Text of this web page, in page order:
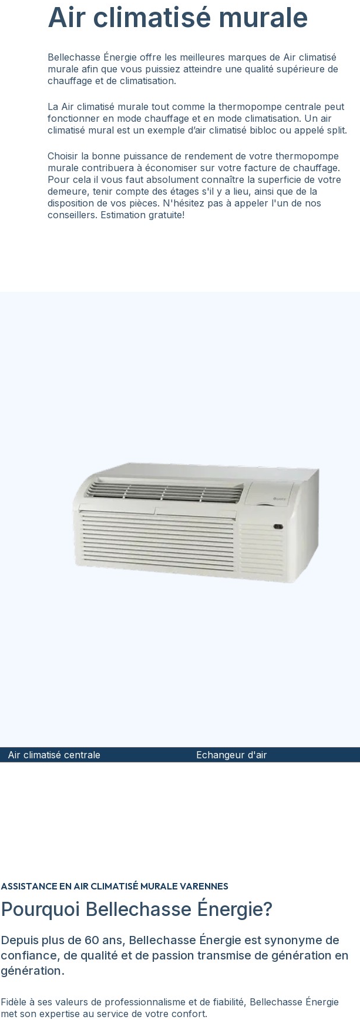
Air climatisé murale
Bellechasse Énergie offre les meilleures marques de Air climatisé
murale afin que vous puissiez atteindre une qualité supérieure de
chauffage et de climatisation.
La Air climatisé murale tout comme la thermopompe centrale peut
fonctionner en mode chauffage et en mode climatisation. Un air
climatisé mural est un exemple d’air climatisé bibloc ou appelé split.
Choisir la bonne puissance de rendement de votre thermopompe
murale contribuera à économiser sur votre facture de chauffage.
Pour cela il vous faut absolument connaître la superficie de votre
demeure, tenir compte des étages s'il y a lieu, ainsi que de la
disposition de vos pièces. N'hésitez pas à appeler l'un de nos
conseillers. Estimation gratuite!
Air climatisé centrale Echangeur d'air
ASSISTANCE EN AIR CLIMATISÉ MURALE VARENNES
Pourquoi Bellechasse Énergie?
Depuis plus de 60 ans, Bellechasse Énergie est synonyme de
confiance, de qualité et de passion transmise de génération en
génération.
Fidèle à ses valeurs de professionnalisme et de fiabilité, Bellechasse Énergie
met son expertise au service de votre confort.